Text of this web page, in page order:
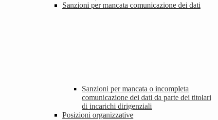
Sanzioni per mancata comunicazione dei dati
Sanzioni per mancata o incompleta
comunicazione dei dati da parte dei titolari
di incarichi dirigenziali
Posizioni organizzative